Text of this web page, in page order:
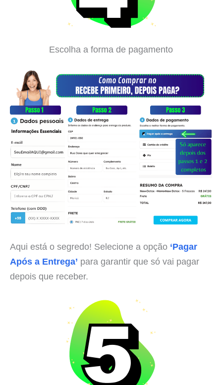
Escolha a forma de pagamento
Aqui está o segredo! Selecione a opção ‘Pagar
Após a Entrega’ para garantir que só vai pagar
depois que receber.